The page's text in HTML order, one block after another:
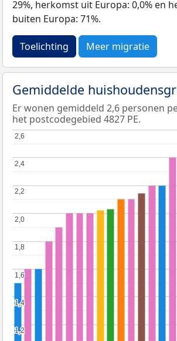
29%, herkomst uit Europa: 0,0% en
buiten Europa: 71%.
Toelichting Meer migratie
Gemiddelde
Er wonen gemiddeld 2,6 personen
het postcodegebied 4827 PE.
1,2
1,2
1,4
1,4
1,6
1,6
1,8
1,8
2,0
2,0
2,2
2,2
2,4
2,4
2,6
2,6